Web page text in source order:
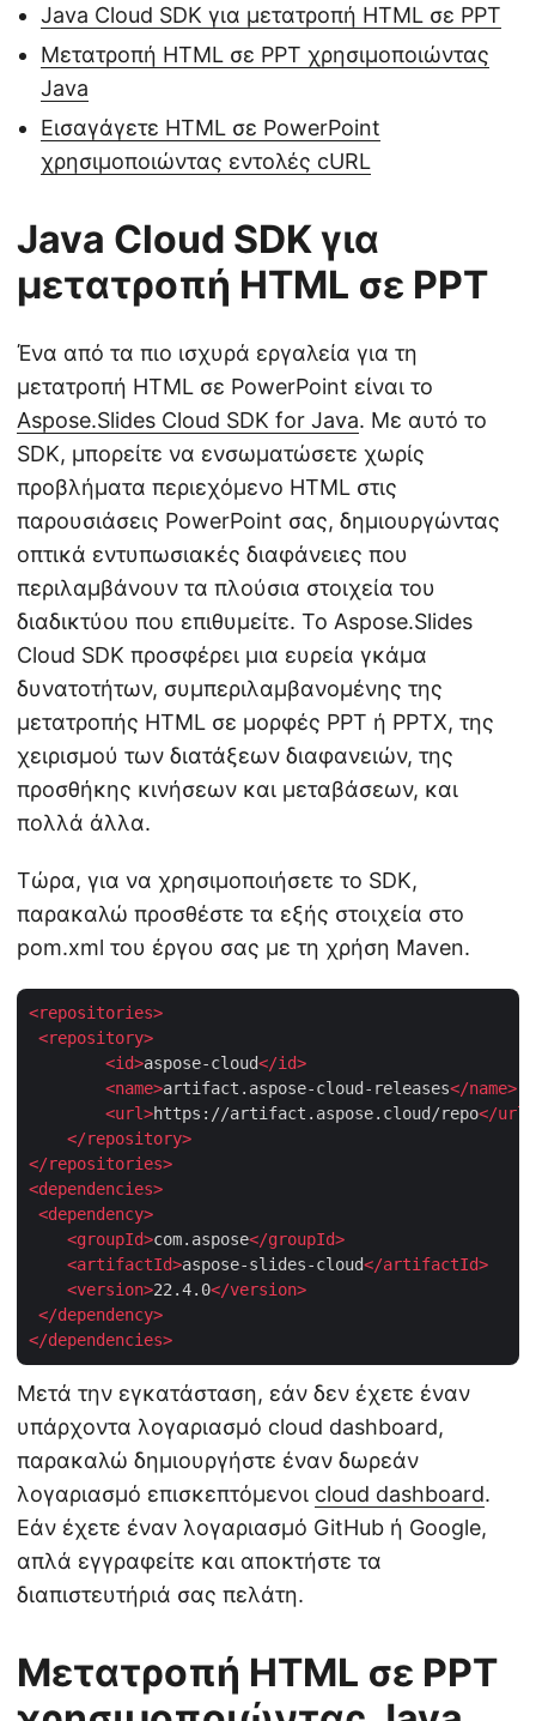
Java Cloud SDK για μετατροπή HTML σε PPT
Μετατροπή HTML σε PPT χρησιμοποιώντας
Java
Εισαγάγετε HTML σε PowerPoint
χρησιμοποιώντας εντολές cURL
Java Cloud SDK για
μετατροπή HTML σε PPT
Ένα από τα πιο ισχυρά εργαλεία για τη
μετατροπή HTML σε PowerPoint είναι το
Aspose.Slides Cloud SDK for Java. Με αυτό το
SDK, μπορείτε να ενσωματώσετε χωρίς
προβλήματα περιεχόμενο HTML στις
παρουσιάσεις PowerPoint σας, δημιουργώντας
οπτικά εντυπωσιακές διαφάνειες που
περιλαμβάνουν τα πλούσια στοιχεία του
διαδικτύου που επιθυμείτε. Το Aspose.Slides
Cloud SDK προσφέρει μια ευρεία γκάμα
δυνατοτήτων, συμπεριλαμβανομένης της
μετατροπής HTML σε μορφές PPT ή PPTX, της
χειρισμού των διατάξεων διαφανειών, της
προσθήκης κινήσεων και μεταβάσεων, και
πολλά άλλα.
Τώρα, για να χρησιμοποιήσετε το SDK,
παρακαλώ προσθέστε τα εξής στοιχεία στο
pom.xml του έργου σας με τη χρήση Maven.
<repositories>
<repository>
<id>aspose-cloud</id>
<name>artifact.aspose-cloud-releases</name>
<url>https://artifact.aspose.cloud/repo</url
</repository>
</repositories>
<dependencies>
<dependency>
<groupId>com.aspose</groupId>
<artifactId>aspose-slides-cloud</artifactId>
<version>22.4.0</version>
</dependency>
</dependencies>
Μετά την εγκατάσταση, εάν δεν έχετε έναν
υπάρχοντα λογαριασμό cloud dashboard,
παρακαλώ δημιουργήστε έναν δωρεάν
λογαριασμό επισκεπτόμενοι cloud dashboard.
Εάν έχετε έναν λογαριασμό GitHub ή Google,
απλά εγγραφείτε και αποκτήστε τα
διαπιστευτήριά σας πελάτη.
Μετατροπή HTML σε PPT